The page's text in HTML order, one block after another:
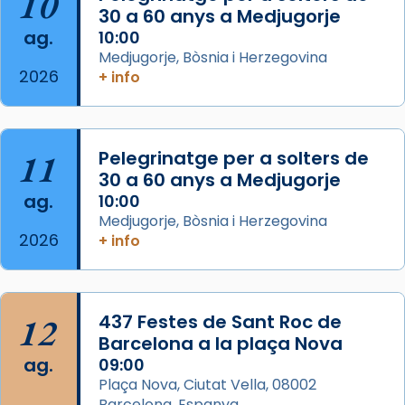
processó (recuperada el 1972) al voltant
del temple amb les relíquies de les santes.
Des de 1985 hi participa també un grup de
diablesses amb música i ball propis. Festa
«Si vols saber què és calor, ves per les
Santes a Mataró»🥵.
Photo
View on Facebook ·
Jaume, fill de Zebedeu, és juntament amb el
seu germà Joan i Pere un dels que
acompanyava més de prop Jesús.
Segons el llibre dels Fets (12,2) fou el primer
ag.
2026
30 a 60 anys a Medjugorje
10:00
Medjugorje, Bòsnia i Herzegovina
+ info
11
ag.
2026
Pelegrinatge per a solters de
30 a 60 anys a Medjugorje
10:00
Medjugorje, Bòsnia i Herzegovina
+ info
12
ag.
437 Festes de Sant Roc de
Barcelona a la plaça Nova
09:00
Plaça Nova, Ciutat Vella, 08002